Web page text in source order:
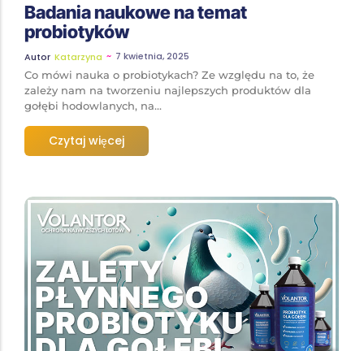
Badania naukowe na temat
probiotyków
Autor Katarzyna ~ 7 kwietnia, 2025
Co mówi nauka o probiotykach? Ze względu na to, że
zależy nam na tworzeniu najlepszych produktów dla
gołębi hodowlanych, na...
Czytaj więcej